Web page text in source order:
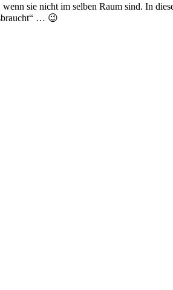
sie nicht im selben Raum sind. In
… 😉